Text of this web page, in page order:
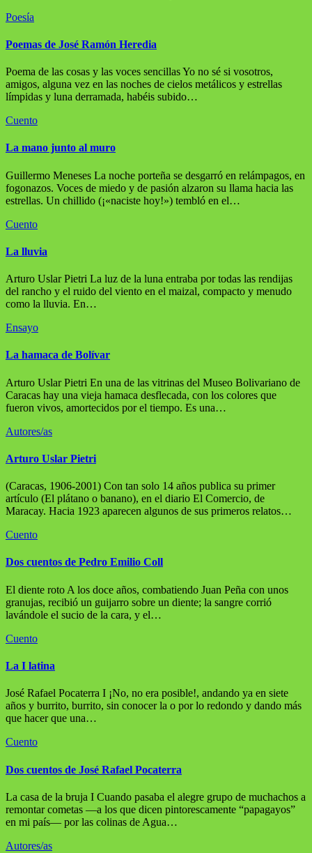
Poesía
Poemas de José Ramón Heredia
Poema de las cosas y las voces sencillas Yo no sé si vosotros,
amigos, alguna vez en las noches de cielos metálicos y estrellas
límpidas y luna derramada, habéis subido…
Cuento
La mano junto al muro
Guillermo Meneses La noche porteña se desgarró en relámpagos, en
fogonazos. Voces de miedo y de pasión alzaron su llama hacia las
estrellas. Un chillido (¡«naciste hoy!») tembló en el…
Cuento
La lluvia
Arturo Uslar Pietri La luz de la luna entraba por todas las rendijas
del rancho y el ruido del viento en el maizal, compacto y menudo
como la lluvia. En…
Ensayo
La hamaca de Bolívar
Arturo Uslar Pietri En una de las vitrinas del Museo Bolivariano de
Caracas hay una vieja hamaca desflecada, con los colores que
fueron vivos, amortecidos por el tiempo. Es una…
Autores/as
Arturo Uslar Pietri
(Caracas, 1906-2001) Con tan solo 14 años publica su primer
artículo (El plátano o banano), en el diario El Comercio, de
Maracay. Hacia 1923 aparecen algunos de sus primeros relatos…
Cuento
Dos cuentos de Pedro Emilio Coll
El diente roto A los doce años, combatiendo Juan Peña con unos
granujas, recibió un guijarro sobre un diente; la sangre corrió
lavándole el sucio de la cara, y el…
Cuento
La I latina
José Rafael Pocaterra I ¡No, no era posible!, andando ya en siete
años y burrito, burrito, sin conocer la o por lo redondo y dando más
que hacer que una…
Cuento
Dos cuentos de José Rafael Pocaterra
La casa de la bruja I Cuando pasaba el alegre grupo de muchachos a
remontar cometas —a los que dicen pintorescamente “papagayos”
en mi país— por las colinas de Agua…
Autores/as